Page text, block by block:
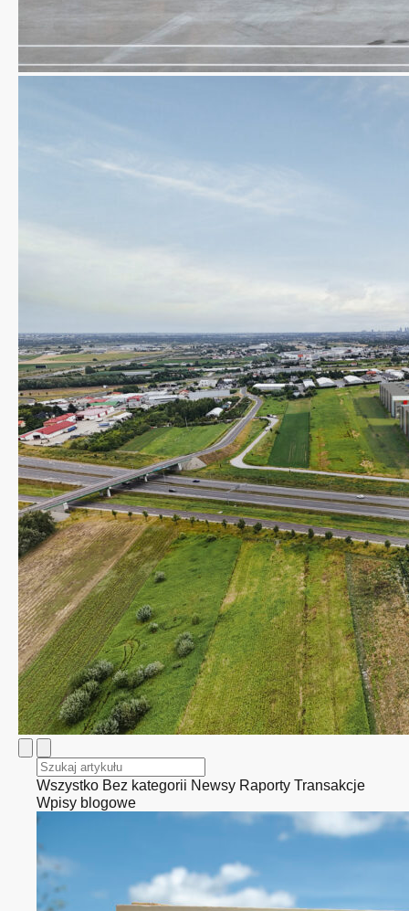
Wszystko Bez kategorii Newsy Raporty Transakcje
Wpisy blogowe